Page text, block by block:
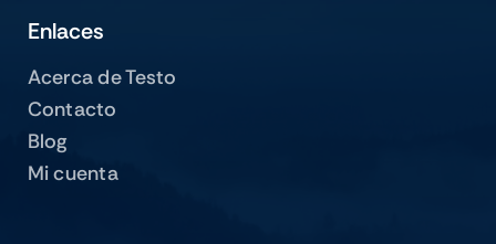
Enlaces
Acerca de Testo
Contacto
Blog
Mi cuenta